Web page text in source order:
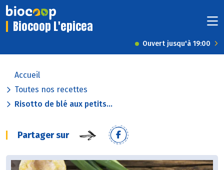
Biocoop L'epicea
Ouvert jusqu'à 19:00
Accueil
Toutes nos recettes
Risotto de blé aux petits...
Partager sur